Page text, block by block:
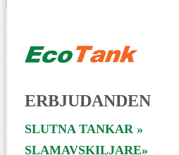
ERBJUDANDEN
SLUTNA TANKAR »
SLAMAVSKILJARE»